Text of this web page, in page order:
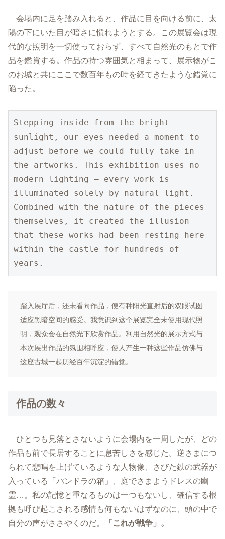
会場内に足を踏み入れると、作品に目を向ける前に、太
陽の下にいた目が暗さに慣れようとする。この展覧会は現
代的な照明を一切使っておらず、すべて自然光のもとで作
品を鑑賞する。作品の持つ雰囲気と相まって、展示物がこ
のお城と共にここで数百年もの時を経てきたような錯覚に
陥った。
Stepping inside from the bright
sunlight, our eyes needed a moment to
adjust before we could fully take in
the artworks. This exhibition uses no
modern lighting — every work is
illuminated solely by natural light.
Combined with the nature of the pieces
themselves, it created the illusion
that these works had been resting here
within the castle for hundreds of
years.
踏入展厅后，还未看向作品，便有种阳光直射后的双眼试图
适应黑暗空间的感受。我意识到这个展览完全未使用现代照
明，观众会在自然光下欣赏作品。利用自然光的展示方式与
本次展出作品的氛围相呼应，使人产生一种这些作品仿佛与
这座古城一起历经百年沉淀的错觉。
作品の数々
ひとつも見落とさないように会場内を一周したが、どの
作品も前で長居することに息苦しさを感じた。逆さまにつ
られて悲鳴を上げているような人物像、さびた鉄の武器が
入っている「パンドラの箱」、庭でさまようドレスの幽
霊…。私の記憶と重なるものは一つもないし、確信する根
拠も呼び起こされる感情も何もないはずなのに、頭の中で
自分の声がささやくのだ。
「これが戦争」。